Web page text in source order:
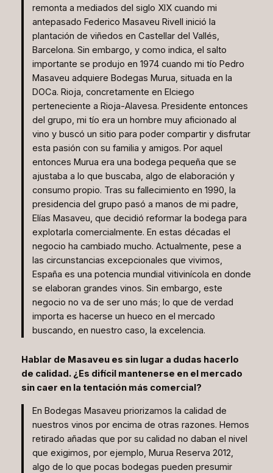
remonta a mediados del siglo XIX cuando mi
antepasado Federico Masaveu Rivell inició la
plantación de viñedos en Castellar del Vallés,
Barcelona. Sin embargo, y como indica, el salto
importante se produjo en 1974 cuando mi tío Pedro
Masaveu adquiere Bodegas Murua, situada en la
DOCa. Rioja, concretamente en Elciego
perteneciente a Rioja-Alavesa. Presidente entonces
del grupo, mi tío era un hombre muy aficionado al
vino y buscó un sitio para poder compartir y disfrutar
esta pasión con su familia y amigos. Por aquel
entonces Murua era una bodega pequeña que se
ajustaba a lo que buscaba, algo de elaboración y
consumo propio. Tras su fallecimiento en 1990, la
presidencia del grupo pasó a manos de mi padre,
Elías Masaveu, que decidió reformar la bodega para
explotarla comercialmente. En estas décadas el
negocio ha cambiado mucho. Actualmente, pese a
las circunstancias excepcionales que vivimos,
España es una potencia mundial vitivinícola en donde
se elaboran grandes vinos. Sin embargo, este
negocio no va de ser uno más; lo que de verdad
importa es hacerse un hueco en el mercado
buscando, en nuestro caso, la excelencia.
Hablar de Masaveu es sin lugar a dudas hacerlo
de calidad. ¿Es difícil mantenerse en el mercado
sin caer en la tentación más comercial?
En Bodegas Masaveu priorizamos la calidad de
nuestros vinos por encima de otras razones. Hemos
retirado añadas que por su calidad no daban el nivel
que exigimos, por ejemplo, Murua Reserva 2012,
algo de lo que pocas bodegas pueden presumir